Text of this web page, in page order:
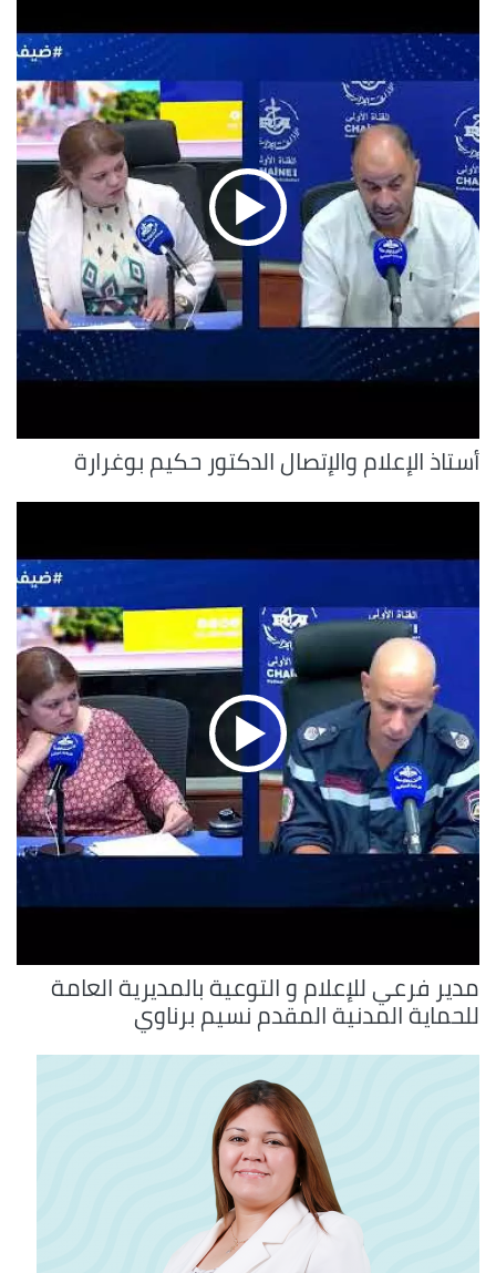
أستاذ الإعلام والإتصال الدكتور حكيم بوغرارة
مدير فرعي للإعلام و التوعية بالمديرية العامة
للحماية المدنية المقدم نسيم برناوي